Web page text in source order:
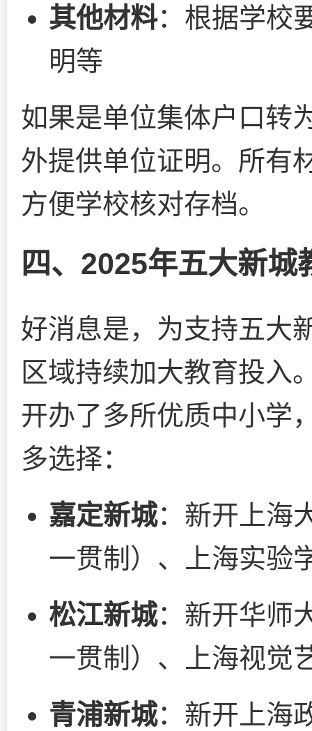
其他材料：根据学校
明等
如果是单位集体户口转
外提供单位证明。所有
方便学校核对存档。
四、2025年五大新城
好消息是，为支持五大
区域持续加大教育投入
开办了多所优质中小学
多选择：
嘉定新城：新开上海
一贯制）、上海实验
松江新城：新开华师
一贯制）、上海视觉
青浦新城：新开上海